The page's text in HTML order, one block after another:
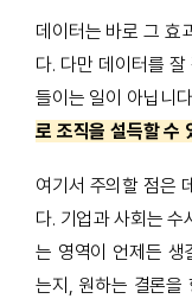
데이터는 바로 그 효
다. 다만 데이터를
들이는 일이 아닙니
로 조직을 설득할 수
여기서 주의할 점은
다. 기업과 사회는
는 영역이 언제든 생
는지, 원하는 결론을